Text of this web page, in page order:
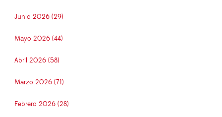
Junio 2026 (29)
Mayo 2026 (44)
Abril 2026 (58)
Marzo 2026 (71)
Febrero 2026 (28)